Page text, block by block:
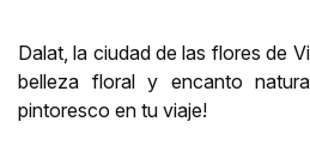
Dalat, la ciudad de las flores de
belleza floral y encanto
pintoresco en tu viaje!